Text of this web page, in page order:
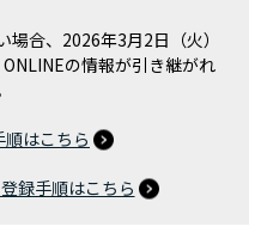
合、2026年3月2日（火）
の情報が引き継がれ
はこちら
録手順はこちら